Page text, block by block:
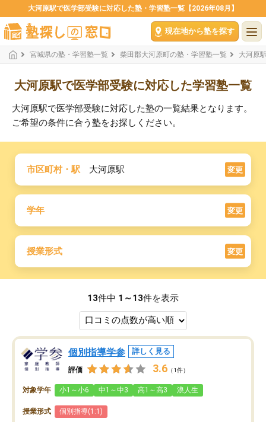
大河原駅で医学部受験に対応した塾・学習塾一覧【2026年08月】
現在地から塾を探す
宮城県の塾・学習塾一覧 柴田郡大河原町の塾・学習塾一覧 大河原
大河原駅で医学部受験に対応した学習塾一覧
大河原駅で医学部受験に対応した塾の一覧結果となります。
ご希望の条件に合う塾をお探しください。
市区町村・駅 大河原駅 変更
学年 変更
授業形式 変更
13件中 1～13件を表示
個別指導学参 詳しく見る
評価 3.6 （1件）
対象学年 小1～小6 中1～中3 高1～高3 浪人生
授業形式 個別指導(1:1)